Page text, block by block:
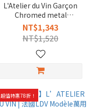
L'Atelier du Vin Garçon
Chromed metal
Sommelier corkscrew
NT$1,343
NT$1,520
超值特惠78折！